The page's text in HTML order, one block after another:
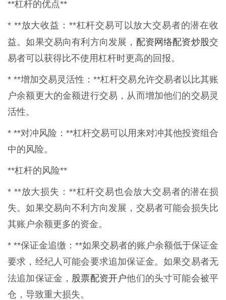
**杠杆的优点**
* **放大收益：**杠杆交易可以放大交易者的潜在收
益。如果交易向有利方向发展， 配资网络配资炒股交
易者可以获得比不使用杠杆时更高的回报。
* **增加交易灵活性：**杠杆交易允许交易者以比其账
户余额更大的金额进行交易，从而增加他们的交易灵
活性。
* **对冲风险：**杠杆交易可以用来对冲其他投资组合
中的风险。
**杠杆的风险**
* **放大损失：**杠杆交易也会放大交易者的潜在损
失。如果交易向不利方向发展，交易者可能会损失比
其账户余额更多的资金。
* **保证金追缴：**如果交易者的账户余额低于保证金
要求，经纪人可能会要求追加保证金。如果交易者无
法追加保证金， 股票配资开户他们的头寸可能会被平
仓，导致重大损失。